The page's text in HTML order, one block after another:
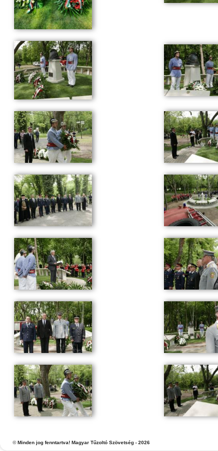
©Minden jog fenntartva! Magyar Tűzoltó Szövetség - 2026